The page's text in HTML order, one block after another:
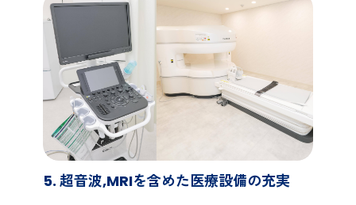
5. 超音波,MRIを含めた医療設備の充実